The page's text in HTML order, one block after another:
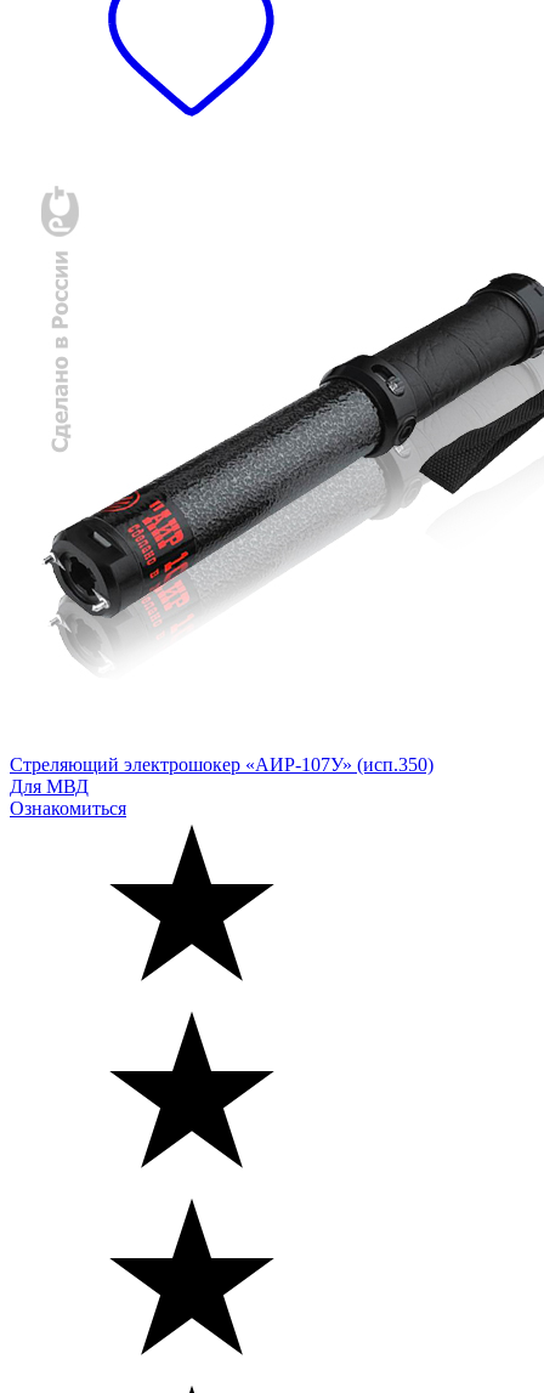
Стреляющий электрошокер «АИР-107У» (исп.350)
Для МВД
Ознакомиться